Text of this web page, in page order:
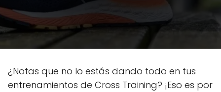
¿Notas que no lo estás dando todo en tus
entrenamientos de Cross Training? ¡Eso es por